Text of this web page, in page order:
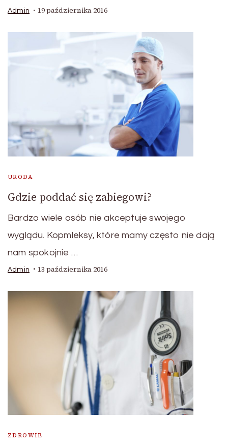
Admin 19 października 2016
URODA
Gdzie poddać się zabiegowi?
Bardzo wiele osób nie akceptuje swojego
wyglądu. Kopmleksy, które mamy często nie dają
nam spokojnie …
Admin 13 października 2016
ZDROWIE